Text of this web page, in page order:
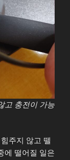
고 충전이 가능
주지 않고 뗄
에 떨어질 일은